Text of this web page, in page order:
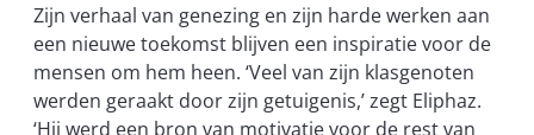
Zijn verhaal van genezing en zijn harde werken aan
een nieuwe toekomst blijven een inspiratie voor de
mensen om hem heen. ‘Veel van zijn klasgenoten
werden geraakt door zijn getuigenis,’ zegt Eliphaz.
‘Hij werd een bron van motivatie voor de rest van